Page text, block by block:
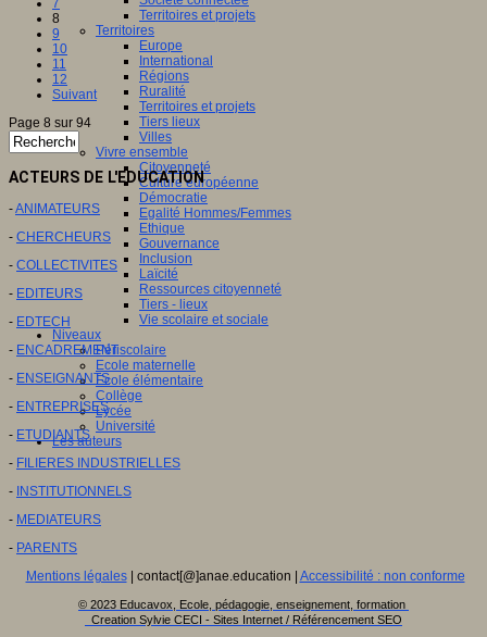
Territoires et projets
Territoires
Europe
International
Régions
Ruralité
Territoires et projets
Tiers lieux
Villes
Vivre ensemble
Citoyenneté
Culture européenne
Démocratie
Egalité Hommes/Femmes
Ethique
Gouvernance
Inclusion
Laïcité
Ressources citoyenneté
Tiers - lieux
Vie scolaire et sociale
Niveaux
Périscolaire
Ecole maternelle
Ecole élémentaire
Collège
Lycée
Université
Les auteurs
8
9
10
11
12
Suivant
Page 8 sur 94
ACTEURS DE L'EDUCATION
-ANIMATEURS
- CHERCHEURS
- COLLECTIVITES
- EDITEURS
- EDTECH
- ENCADREMENT
- ENSEIGNANTS
- ENTREPRISES
- ETUDIANTS
- FILIERES INDUSTRIELLES
- INSTITUTIONNELS
- MEDIATEURS
- PARENTS
Mentions légales| contact[@]anae.education | Accessibilité : non conforme
© 2023 Educavox, Ecole, pédagogie, enseignement, formation
Creation Sylvie CECI - Sites Internet / Référencement SEO